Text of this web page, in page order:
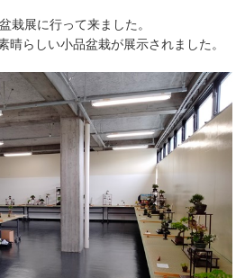
栽展に行って来ました。
晴らしい小品盆栽が展示されました。